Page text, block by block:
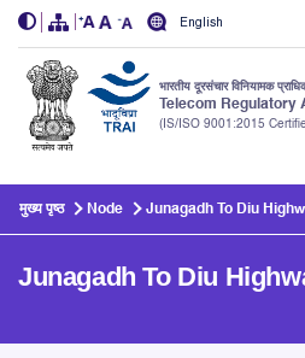
English
भारतीय दूरसंचार विनियामक
Telecom
(IS/ISO 9001:2015
मुख्य पृष्ठ Node Junagadh To Diu
Junagadh To Diu